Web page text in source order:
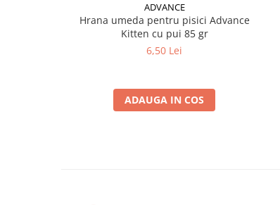
ADVANCE
Hrana umeda pentru pisici Advance
Kitten cu pui 85 gr
6,50 Lei
ADAUGA IN COS